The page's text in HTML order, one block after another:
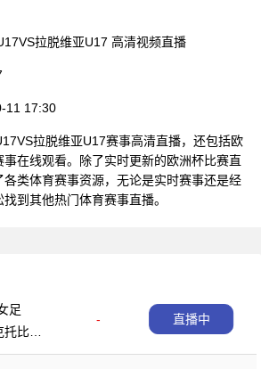
拉脱维亚U17 高清视频直播
11 17:30
拉脱维亚U17赛事高清直播，还包括欧
在线观看。除了实时更新的欧洲杯比赛直
类体育赛事资源，无论是实时赛事还是经
到其他热门体育赛事直播。
足
-
比女
直播中